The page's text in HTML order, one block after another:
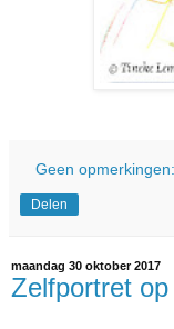
Geen opmerkingen:
Delen
maandag 30 oktober 2017
Zelfportret